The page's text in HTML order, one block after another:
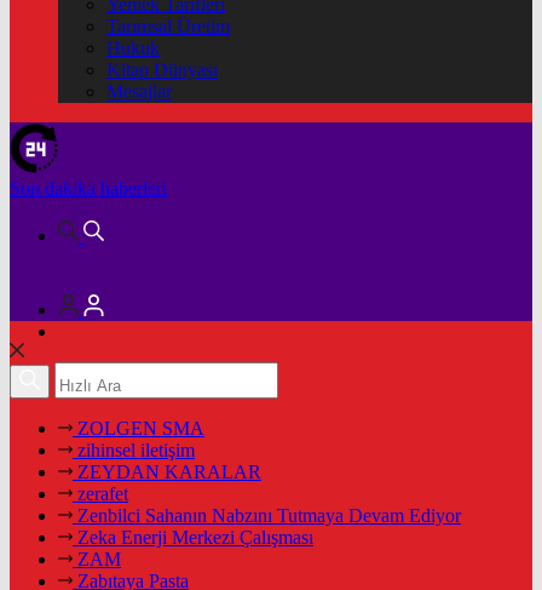
Yemek Tarifleri
Tarımsal Üretim
Hukuk
Kitap Dünyası
Mesajlar
Son dakika haberleri
ZOLGEN SMA
zihinsel iletişim
ZEYDAN KARALAR
zerafet
Zenbilci Sahanın Nabzını Tutmaya Devam Ediyor
Zeka Enerji Merkezi Çalışması
ZAM
Zabıtaya Pasta